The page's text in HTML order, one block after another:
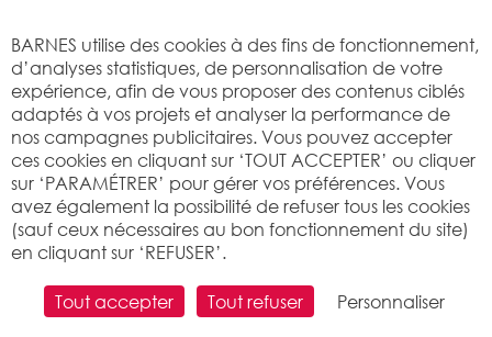
BARNES utilise des cookies à des fins de fonctionnement,
d’analyses statistiques, de personnalisation de votre
expérience, afin de vous proposer des contenus ciblés
adaptés à vos projets et analyser la performance de
nos campagnes publicitaires. Vous pouvez accepter
ces cookies en cliquant sur ‘TOUT ACCEPTER’ ou cliquer
sur ‘PARAMÉTRER’ pour gérer vos préférences. Vous
avez également la possibilité de refuser tous les cookies
(sauf ceux nécessaires au bon fonctionnement du site)
en cliquant sur ‘REFUSER’.
Tout accepter Tout refuser Personnaliser